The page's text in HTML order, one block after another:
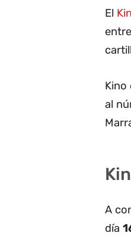
El
Kino
al
A
día